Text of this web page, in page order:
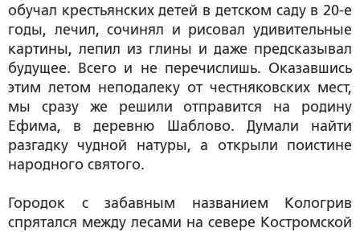
обучал крестьянских детей в детском саду в 20-е
годы, лечил, сочинял и рисовал удивительные
картины, лепил из глины и даже предсказывал
будущее. Всего и не перечислишь. Оказавшись
этим летом неподалеку от честняковских мест,
мы сразу же решили отправится на родину
Ефима, в деревню Шаблово. Думали найти
разгадку чудной натуры, а открыли поистине
народного святого.
Городок с забавным названием Кологрив
спрятался между лесами на севере Костромской